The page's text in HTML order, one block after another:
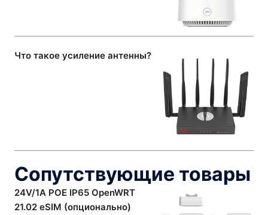
Что такое усиление антенны?
Сопутствующие товары
24V/1A POE IP65 OpenWRT
21.02 eSIM (опционально)